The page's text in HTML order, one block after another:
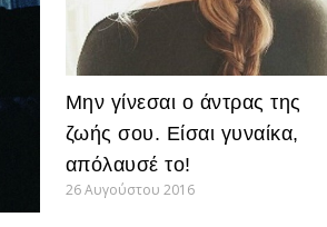
Μην γίνεσαι ο άντρας της
ζωής σου. Είσαι γυναίκα,
απόλαυσέ το!
26 Αυγούστου 2016